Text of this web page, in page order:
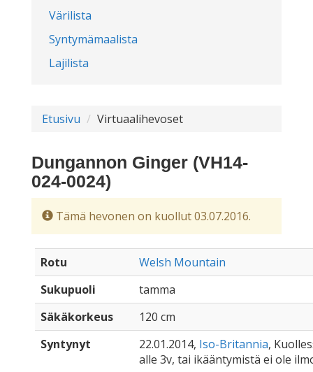
Värilista
Syntymämaalista
Lajilista
Etusivu Virtuaalihevoset
Dungannon Ginger (VH14-
024-0024)
Tämä hevonen on kuollut 03.07.2016.
Rotu
Welsh Mountain
Sukupuoli
tamma
Säkäkorkeus
120 cm
Syntynyt
22.01.2014, Iso-Britannia,
alle 3v, tai ikääntymistä ei ole